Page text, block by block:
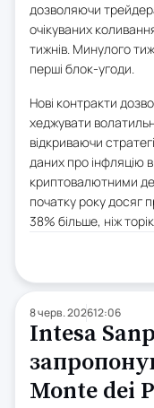
дозволяючи
очікуваних
тижнів. Минулого
перші блок-угоди.
Нові контракти
хеджувати
відкриваючи
даних про інфляцію
криптовалютними
початку року досяг
38% більше, ніж
8 черв. 202612:06
Intesa
Monte dei